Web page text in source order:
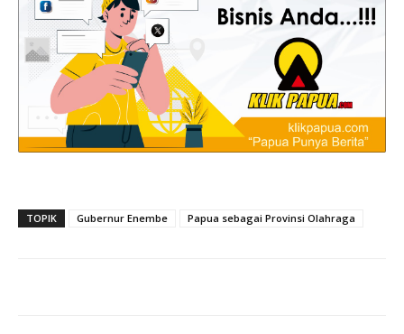
TOPIK Gubernur Enembe Papua sebagai Provinsi Olahraga